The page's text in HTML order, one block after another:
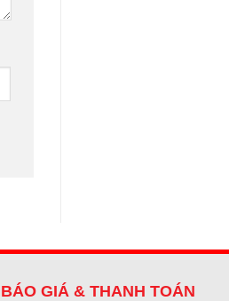
BÁO GIÁ & THANH TOÁN